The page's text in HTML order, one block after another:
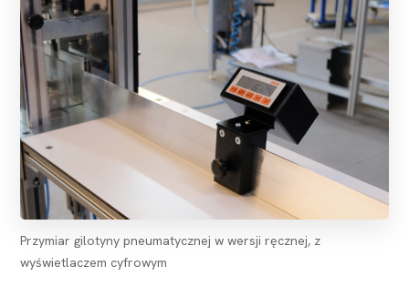
Przymiar gilotyny pneumatycznej w wersji ręcznej, z
wyświetlaczem cyfrowym